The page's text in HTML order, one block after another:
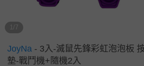
1/7
JoyNa - 3入-滅鼠先鋒彩虹泡泡板
墊-戰鬥機+隨機2入